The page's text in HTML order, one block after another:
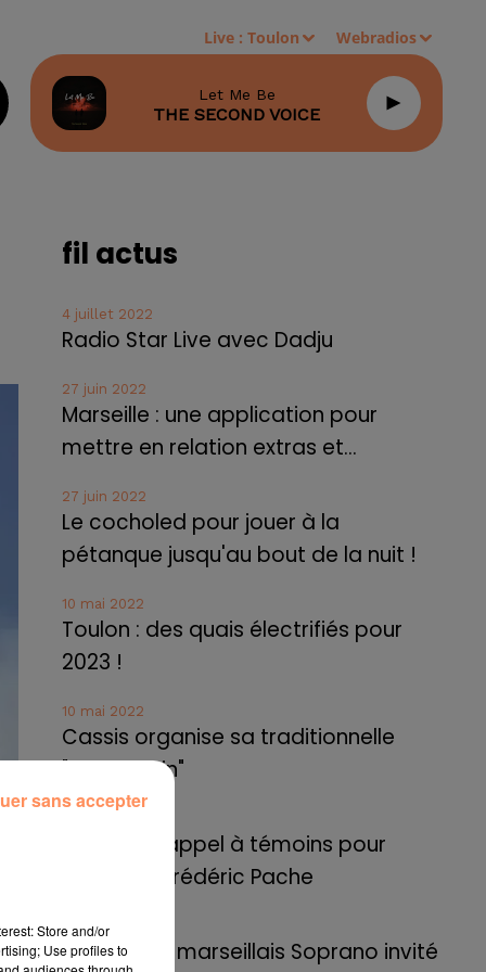
Live :Toulon Webradios
Let Me Be
THE SECOND VOICE
fil actus
4 juillet 2022
Radio Star Live avec Dadju
27 juin 2022
Marseille : une application pour
mettre en relation extras et...
27 juin 2022
Le cocholed pour jouer à la
pétanque jusqu'au bout de la nuit !
10 mai 2022
Toulon : des quais électrifiés pour
2023 !
10 mai 2022
Cassis organise sa traditionnelle
"Fête du vin"
Marseille : appel à témoins pour
retrouver Frédéric Pache
8 mai 2022
Le rappeur marseillais Soprano invité
Store and/or
Use profiles to
sans accepter